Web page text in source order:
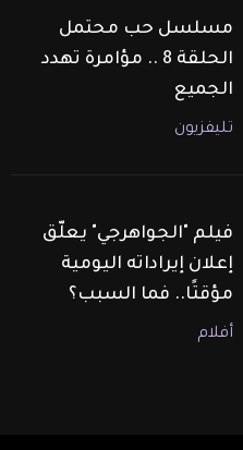
مسلسل حب محتمل
الحلقة 8 .. مؤامرة تهدد
الجميع
تليفزيون
فيلم "الجواهرجي" يعلّق
إعلان إيراداته اليومية
مؤقتًا.. فما السبب؟
أفلام